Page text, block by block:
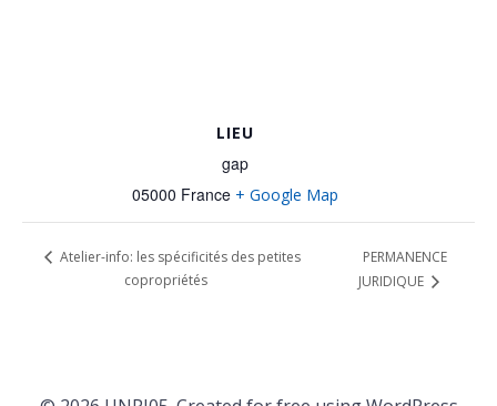
LIEU
gap
05000 France + Google Map
Atelier-info: les spécificités des petites
copropriétés
PERMANENCE
JURIDIQUE